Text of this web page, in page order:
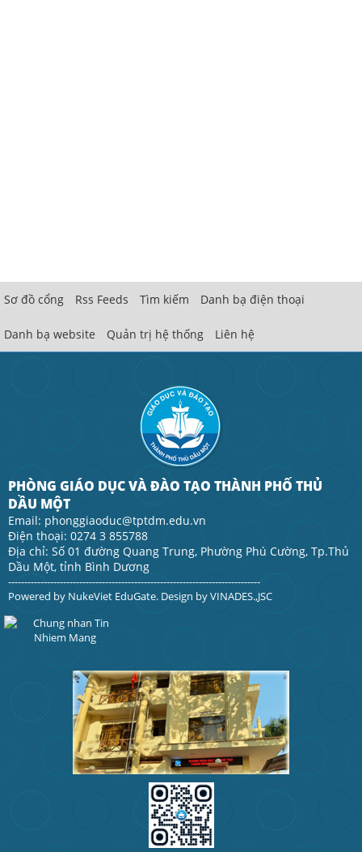
Sơ đồ cổng Rss Feeds Tìm kiếm Danh bạ điện thoại
Danh bạ website Quản trị hệ thống Liên hệ
PHÒNG GIÁO DỤC VÀ ĐÀO TẠO THÀNH PHỐ THỦ
DẦU MỘT
Email: phonggiaoduc@tptdm.edu.vn
Điện thoại: 0274 3 855788
Địa chỉ: Số 01 đường Quang Trung, Phường Phú Cường, Tp.Thủ
Dầu Một, tỉnh Bình Dương
------------------------------------------------------------------------------
Powered by NukeViet EduGate. Design byVINADES.,JSC